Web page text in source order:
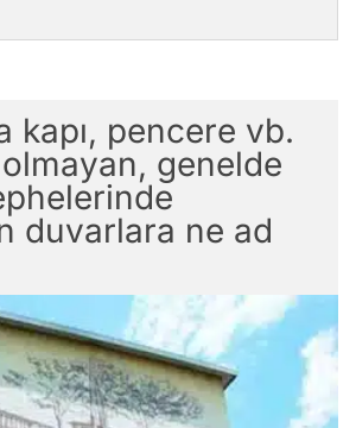
kapı, pencere vb.
genelde
duvarlara ne ad